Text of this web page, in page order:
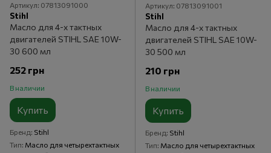
Артикул: 07813091000
Stihl
Масло для 4-х тактных
двигателей STIHL SAE 10W-
30 600 мл
252 грн
В наличии
Купить
Бренд Stihl
Тип Масло для четырехтактных
Артикул: 07813091001
Stihl
Масло для 4-х тактных
двигателей STIHL SAE 10W-
30 500 мл
210 грн
В наличии
Купить
Бренд Stihl
Тип Масло для четырехтактных